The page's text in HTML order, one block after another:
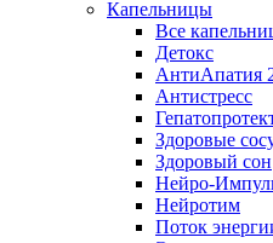
Капельницы
Все
Детокс
АнтиАпатия
Антистресс
Здоровые
Здоровый сон
Нейро-
Нейротим
Поток